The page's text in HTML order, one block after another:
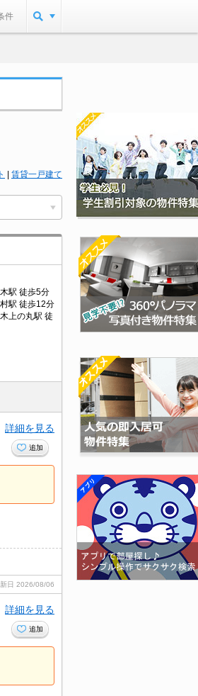
件
賃貸一戸建て
駅 徒歩5分
駅 徒歩12分
上の丸駅 徒
詳細を見る
追加
日 2026/08/06
詳細を見る
追加